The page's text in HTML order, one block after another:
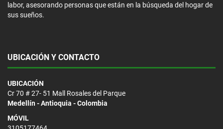
labor, asesorando personas que están en la búsqueda del hogar de
sus sueños.
UBICACIÓN Y CONTACTO
UBICACIÓN
Cr 70 # 27- 51 Mall Rosales del Parque
Medellín - Antioquia - Colombia
MÓVIL